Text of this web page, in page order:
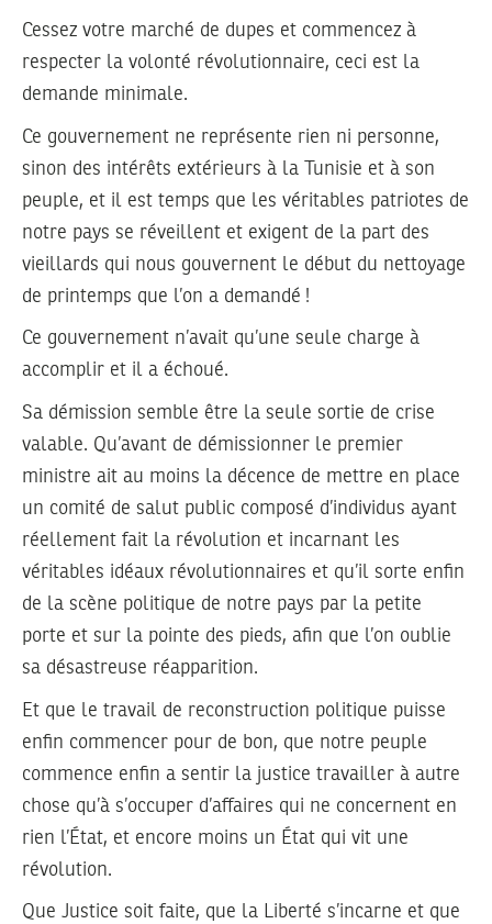
Cessez votre marché de dupes et commencez à
respecter la volonté révolutionnaire, ceci est la
demande minimale.
Ce gouvernement ne représente rien ni personne,
sinon des intérêts extérieurs à la Tunisie et à son
peuple, et il est temps que les véritables patriotes de
notre pays se réveillent et exigent de la part des
vieillards qui nous gouvernent le début du nettoyage
de printemps que l’on a demandé !
Ce gouvernement n’avait qu’une seule charge à
accomplir et il a échoué.
Sa démission semble être la seule sortie de crise
valable. Qu’avant de démissionner le premier
ministre ait au moins la décence de mettre en place
un comité de salut public composé d’individus ayant
réellement fait la révolution et incarnant les
véritables idéaux révolutionnaires et qu’il sorte enfin
de la scène politique de notre pays par la petite
porte et sur la pointe des pieds, afin que l’on oublie
sa désastreuse réapparition.
Et que le travail de reconstruction politique puisse
enfin commencer pour de bon, que notre peuple
commence enfin a sentir la justice travailler à autre
chose qu’à s’occuper d’affaires qui ne concernent en
rien l’État, et encore moins un État qui vit une
révolution.
Que Justice soit faite, que la Liberté s’incarne et que